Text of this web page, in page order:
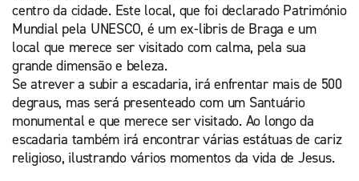
centro da cidade. Este local, que foi declarado Património
Mundial pela UNESCO, é um ex-libris de Braga e um
local que merece ser visitado com calma, pela sua
grande dimensão e beleza.
Se atrever a subir a escadaria, irá enfrentar mais de 500
degraus, mas será presenteado com um Santuário
monumental e que merece ser visitado. Ao longo da
escadaria também irá encontrar várias estátuas de cariz
religioso, ilustrando vários momentos da vida de Jesus.